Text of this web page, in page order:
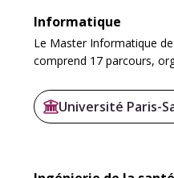
Informatique
Le Master Informatique
comprend 17 parcours,
Université Paris-